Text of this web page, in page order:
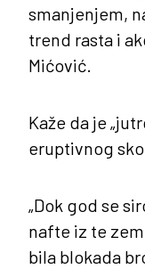
smanjenjem,
trend rasta i
Mićović.
Kaže da je
eruptivnog
„Dok god se
nafte iz te
bila blokada